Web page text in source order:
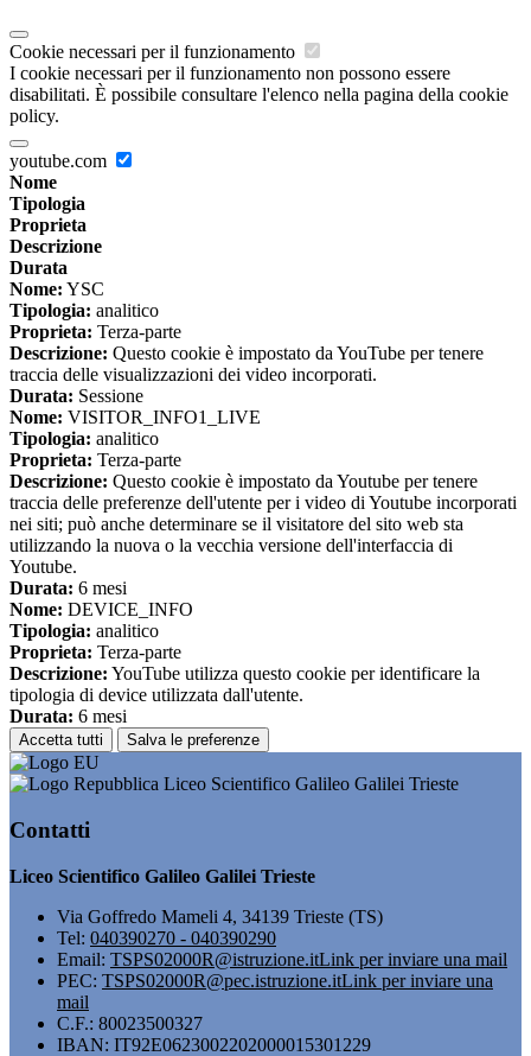
Cookie necessari per il funzionamento
I cookie necessari per il funzionamento non possono essere
disabilitati. È possibile consultare l'elenco nella pagina della cookie
policy.
youtube.com
Nome
Tipologia
Proprieta
Descrizione
Durata
Nome: YSC
Tipologia: analitico
Proprieta: Terza-parte
Descrizione: Questo cookie è impostato da YouTube per tenere
traccia delle visualizzazioni dei video incorporati.
Durata: Sessione
Nome: VISITOR_INFO1_LIVE
Tipologia: analitico
Proprieta: Terza-parte
Descrizione: Questo cookie è impostato da Youtube per tenere
traccia delle preferenze dell'utente per i video di Youtube incorporati
nei siti; può anche determinare se il visitatore del sito web sta
utilizzando la nuova o la vecchia versione dell'interfaccia di
Youtube.
Durata: 6 mesi
Nome: DEVICE_INFO
Tipologia: analitico
Proprieta: Terza-parte
Descrizione: YouTube utilizza questo cookie per identificare la
tipologia di device utilizzata dall'utente.
Durata: 6 mesi
Accetta tutti Salva le preferenze
Liceo Scientifico Galileo Galilei Trieste
Contatti
Liceo Scientifico Galileo Galilei Trieste
Via Goffredo Mameli 4, 34139 Trieste (TS)
Tel: 040390270 - 040390290
Email: TSPS02000R@istruzione.itLink per inviare una mail
PEC: TSPS02000R@pec.istruzione.itLink per inviare una
mail
C.F.: 80023500327
IBAN: IT92E0623002202000015301229